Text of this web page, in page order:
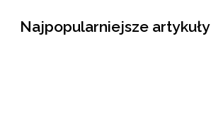
Najpopularniejsze artykuły